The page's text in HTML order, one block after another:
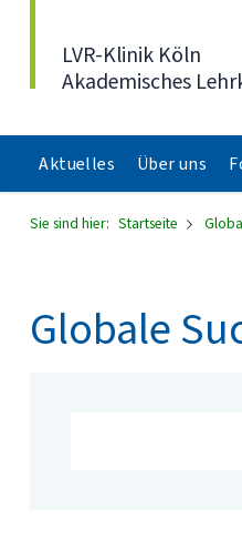
LVR-Klinik Köln
Akademisches
Aktuelles Über uns
Sie sind hier: Startseite
Globale